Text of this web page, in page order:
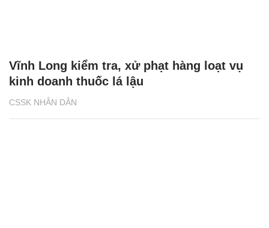
CSSK NHÂN DÂN
Vĩnh Long kiểm tra, xử phạt hàng loạt vụ
kinh doanh thuốc lá lậu